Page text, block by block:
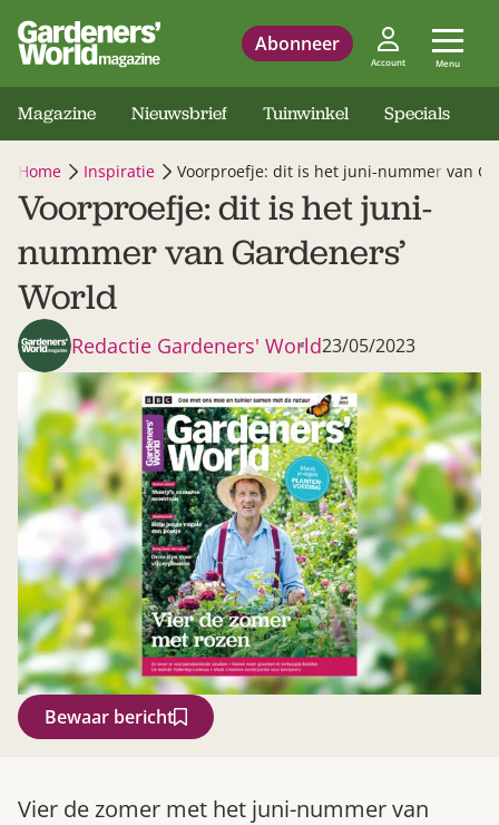
Abonneer
Account Menu
Magazine Nieuwsbrief Tuinwinkel Specials
Home Inspiratie Voorproefje: dit is het juni-nummer van
Voorproefje: dit is het juni-
nummer van Gardeners’
World
Redactie Gardeners' World23/05/2023
Bewaar bericht
Vier de zomer met het juni-nummer van